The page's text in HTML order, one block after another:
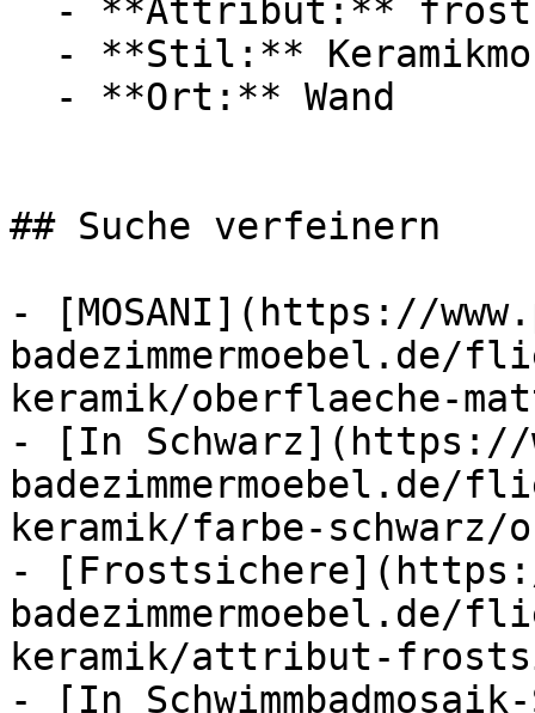
## Suche verfeinern
- [MOSANI](https://
badezimmermoebel.de/
keramik/oberflaeche-
- [In Schwarz](https://
badezimmermoebel.de/
keramik/farbe-
-
badezimmermoebel.de/
keramik/attribut-
- [In